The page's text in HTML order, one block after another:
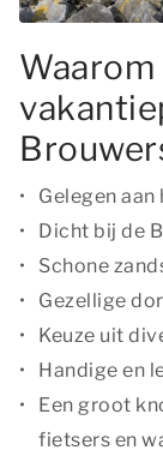
Gelegen
Dicht bij de
Schone
Gezellige
Keuze uit
Handige en
Een groot
fietsers en